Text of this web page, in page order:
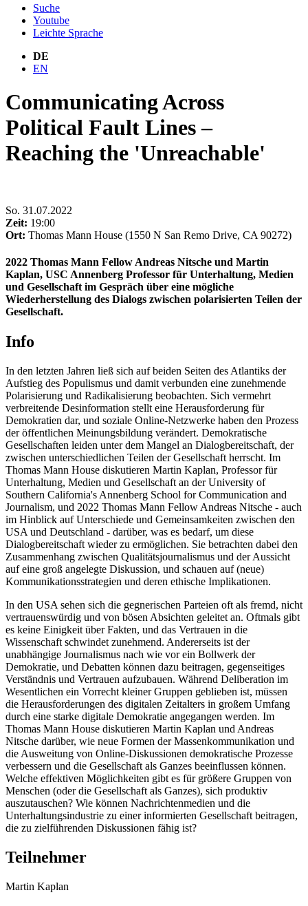
Suche
Youtube
Leichte Sprache
DE
EN
Communicating Across
Political Fault Lines –
Reaching the 'Unreachable'
So. 31.07.2022
Zeit: 19:00
Ort: Thomas Mann House (1550 N San Remo Drive, CA 90272)
2022 Thomas Mann Fellow Andreas Nitsche und Martin
Kaplan, USC Annenberg Professor für Unterhaltung, Medien
und Gesellschaft im Gespräch über eine mögliche
Wiederherstellung des Dialogs zwischen polarisierten Teilen der
Gesellschaft.
Info
In den letzten Jahren ließ sich auf beiden Seiten des Atlantiks der
Aufstieg des Populismus und damit verbunden eine zunehmende
Polarisierung und Radikalisierung beobachten. Sich vermehrt
verbreitende Desinformation stellt eine Herausforderung für
Demokratien dar, und soziale Online-Netzwerke haben den Prozess
der öffentlichen Meinungsbildung verändert. Demokratische
Gesellschaften leiden unter dem Mangel an Dialogbereitschaft, der
zwischen unterschiedlichen Teilen der Gesellschaft herrscht. Im
Thomas Mann House diskutieren Martin Kaplan, Professor für
Unterhaltung, Medien und Gesellschaft an der University of
Southern California's Annenberg School for Communication and
Journalism, und 2022 Thomas Mann Fellow Andreas Nitsche - auch
im Hinblick auf Unterschiede und Gemeinsamkeiten zwischen den
USA und Deutschland - darüber, was es bedarf, um diese
Dialogbereitschaft wieder zu ermöglichen. Sie betrachten dabei den
Zusammenhang zwischen Qualitätsjournalismus und der Aussicht
auf eine groß angelegte Diskussion, und schauen auf (neue)
Kommunikationsstrategien und deren ethische Implikationen.
In den USA sehen sich die gegnerischen Parteien oft als fremd, nicht
vertrauenswürdig und von bösen Absichten geleitet an. Oftmals gibt
es keine Einigkeit über Fakten, und das Vertrauen in die
Wissenschaft schwindet zunehmend. Andererseits ist der
unabhängige Journalismus nach wie vor ein Bollwerk der
Demokratie, und Debatten können dazu beitragen, gegenseitiges
Verständnis und Vertrauen aufzubauen. Während Deliberation im
Wesentlichen ein Vorrecht kleiner Gruppen geblieben ist, müssen
die Herausforderungen des digitalen Zeitalters in großem Umfang
durch eine starke digitale Demokratie angegangen werden. Im
Thomas Mann House diskutieren Martin Kaplan und Andreas
Nitsche darüber, wie neue Formen der Massenkommunikation und
die Ausweitung von Online-Diskussionen demokratische Prozesse
verbessern und die Gesellschaft als Ganzes beeinflussen können.
Welche effektiven Möglichkeiten gibt es für größere Gruppen von
Menschen (oder die Gesellschaft als Ganzes), sich produktiv
auszutauschen? Wie können Nachrichtenmedien und die
Unterhaltungsindustrie zu einer informierten Gesellschaft beitragen,
die zu zielführenden Diskussionen fähig ist?
Teilnehmer
Martin Kaplan